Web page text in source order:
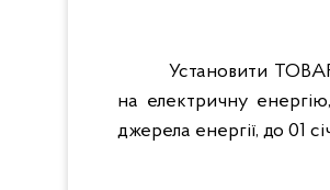
Установити
на електричну
джерела енергії, до 01